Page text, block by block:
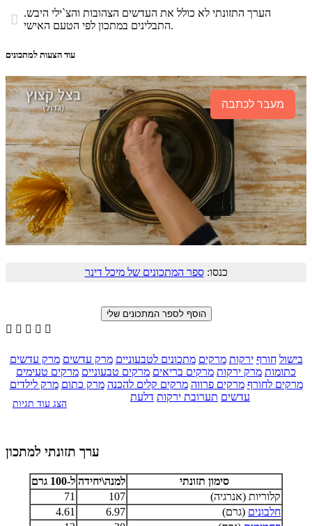
 הערך התזונתי לא כולל את העדשים הצהובות והצ`ילי היבש.
התבלינים במתכון לפי הטעם האישי.
עוד הצעות למתכונים
מעבר לכתבה
כנסו:ספר המתכונים של מיכל דינר
    
בישול חורף ירקות מרקים מתכונים לטבעוניים מרק עדשים מרק עדשים
כתומות מרק ירקות מרקים בריאים מרקים טבעוניים מרקים טעימים
מרקים לחורף מרקים פרווה מרקים קלים להכנה מרק כתום מרק לילדים
עדשים תערובת ירקות דלעת
הצג עוד תגיות
ערך תזונתי למתכון
סימון תזונתי למנה\יחידה ל-100 גרם
קלוריות (אנרגיה)
107
71
חלבונים (גרם) 6.97
4.61